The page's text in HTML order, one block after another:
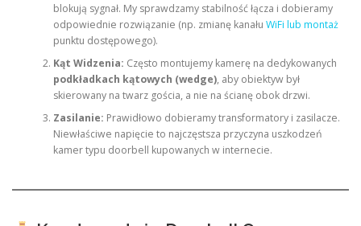
blokują sygnał. My sprawdzamy stabilność łącza i dobieramy
odpowiednie rozwiązanie (np. zmianę kanału WiFi lub montaż
punktu dostępowego).
Kąt Widzenia: Często montujemy kamerę na dedykowanych
podkładkach kątowych (wedge), aby obiektyw był
skierowany na twarz gościa, a nie na ścianę obok drzwi.
Zasilanie: Prawidłowo dobieramy transformatory i zasilacze.
Niewłaściwe napięcie to najczęstsza przyczyna uszkodzeń
kamer typu doorbell kupowanych w internecie.